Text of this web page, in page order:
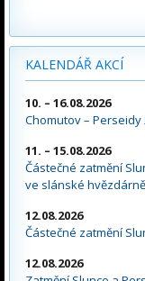
KALENDÁŘ AKCÍ
10. – 16.08.2026
Chomutov – Perseidy
11. – 15.08.2026
Částečné zatmění
ve slánské hvězdárně
12.08.2026
Částečné zatmění
12.08.2026